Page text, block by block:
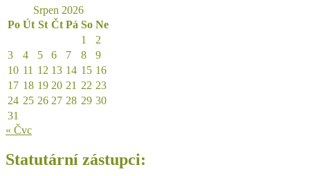
Srpen 2026
Po Út St Čt Pá So Ne
1
2
3
4 5 6 7 8
9
10 11 12 13 14 15 16
17 18 19 20 21 22 23
24 25 26 27 28 29 30
31
« Čvc
Statutární zástupci: